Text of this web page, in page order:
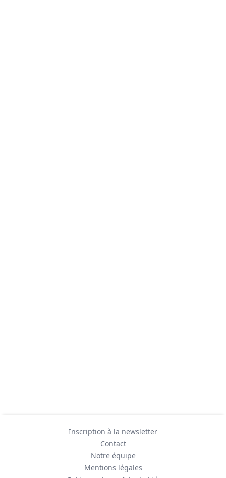
Inscription à la newsletter
Contact
Notre équipe
Mentions légales